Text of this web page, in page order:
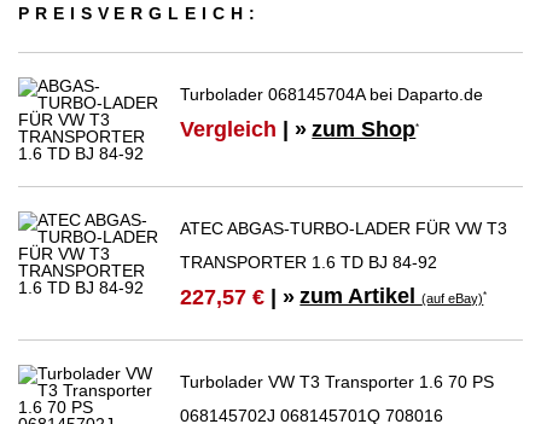
PREIS­VER­GLEICH:
Turbolader 068145704A bei Daparto.de
Vergleich | » zum Shop*
ATEC ABGAS-TURBO-LADER FÜR VW T3
TRANSPORTER 1.6 TD BJ 84-92
227,57 € | » zum Artikel(auf eBay)*
Turbolader VW T3 Transporter 1.6 70 PS
068145702J 068145701Q 708016